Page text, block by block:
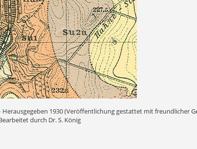
1930 (Veröffentlichung gestattet mit freundlicher
durch Dr. S. König